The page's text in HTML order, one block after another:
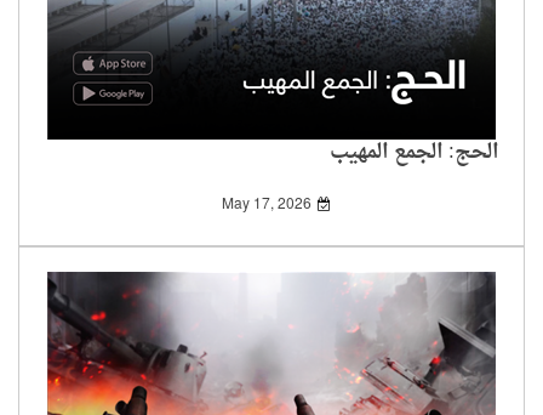
الحج: الجمع المهيب
May 17, 2026